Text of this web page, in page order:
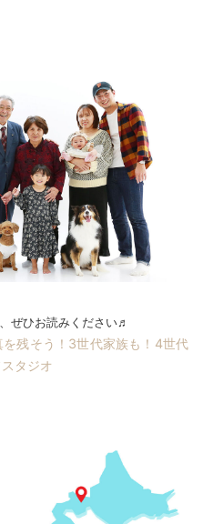
ぜひお読みください♬
残そう！3世代家族も！4世代
タジオ